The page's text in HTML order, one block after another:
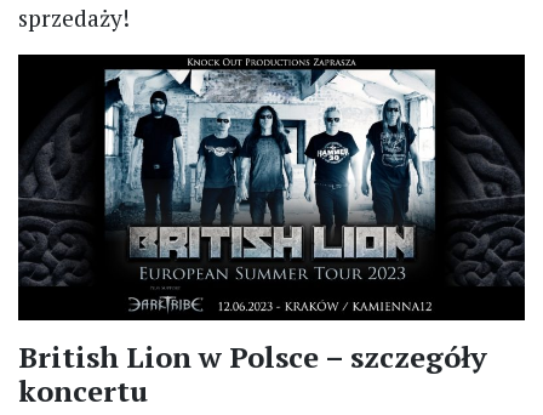
sprzedaży!
British Lion w Polsce – szczegóły
koncertu